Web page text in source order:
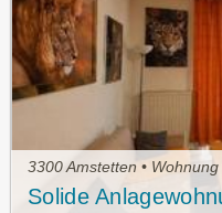
3300 Amstetten •
Solide